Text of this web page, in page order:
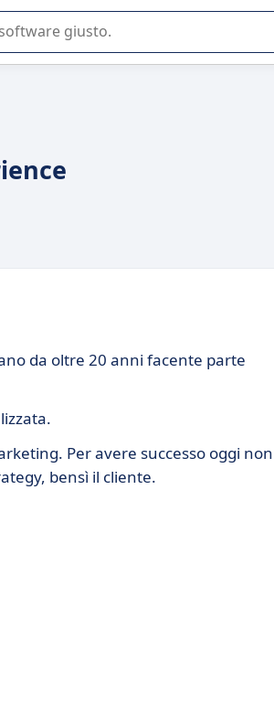
SaaS per la vostra azienda.
da oltre 20 anni facente parte
Per avere successo oggi non
bensì il cliente.